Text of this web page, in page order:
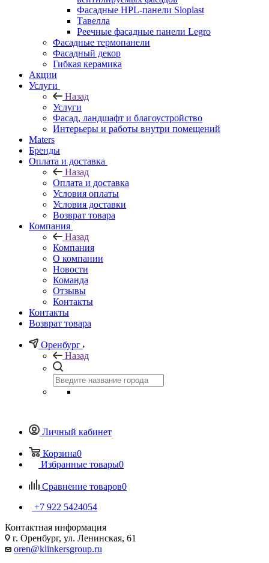
Фасадные HPL-панели Sloplast
Тавелла
Реечные фасадные панели Legro
Фасадные термопанели
Фасадный декор
Гибкая керамика
Акции
Услуги
Назад
Услуги
Фасад, ландшафт и благоустройство
Интерьеры и работы внутри помещений
Maters
Бренды
Оплата и доставка
Назад
Оплата и доставка
Условия оплаты
Условия доставки
Возврат товара
Компания
Назад
Компания
О компании
Новости
Команда
Отзывы
Контакты
Контакты
Возврат товара
Оренбург
Назад
Личный кабинет
Корзина0
Избранные товары0
Сравнение товаров0
+7 922 5424054
Контактная информация
г. Оренбург, ул. Ленинская, 61
oren@klinkersgroup.ru